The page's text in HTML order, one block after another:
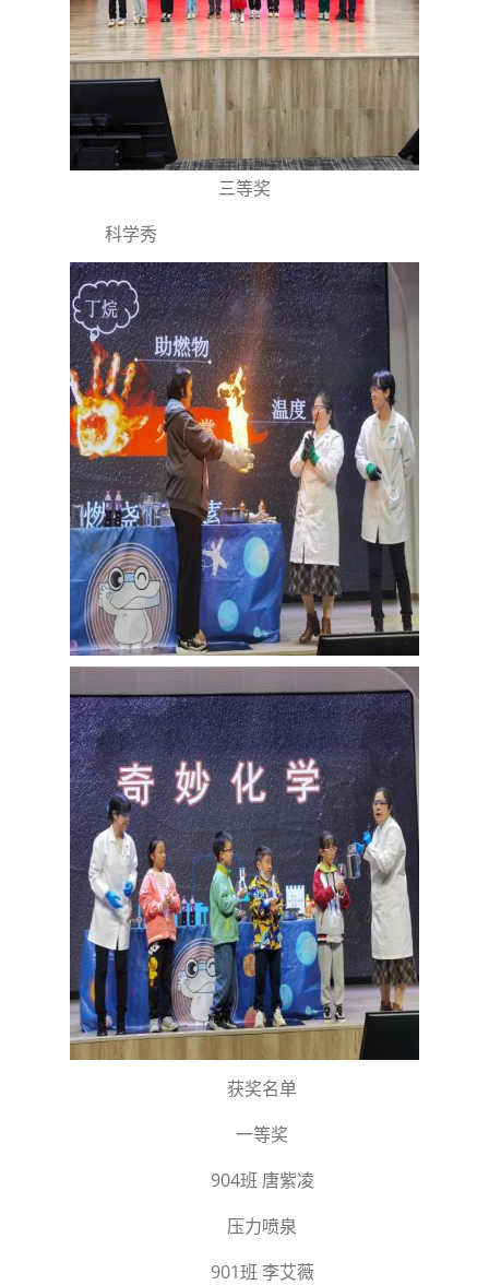
三等奖
科学秀
获奖名单
一等奖
904班 唐紫凌
压力喷泉
901班 李艾薇